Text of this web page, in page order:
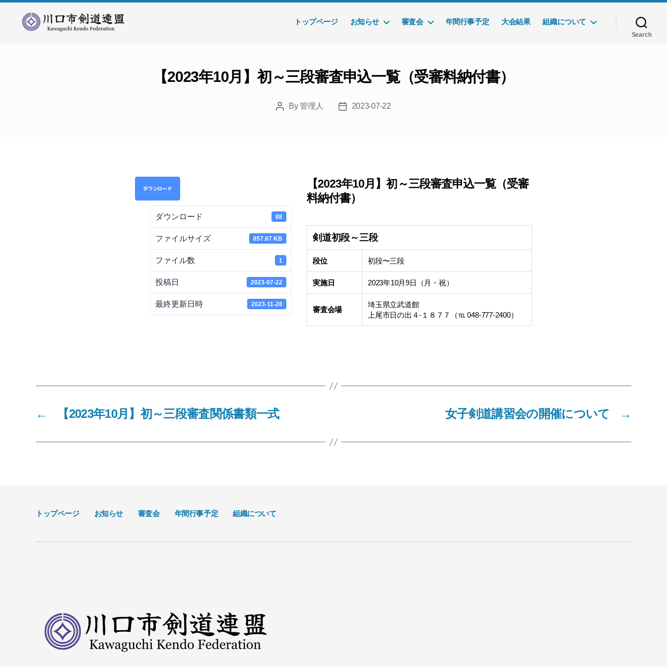
トップページ お知らせ 審査会 年間行事予定 大会結果 組織について
Search
【2023年10月】初～三段審査申込一覧（受審料納付書）
PostBy管理人
Post2023-07-22
ダウンロード
ダウンロード 88
ファイルサイズ 857.67 KB
ファイル数 1
投稿日 2023-07-22
最終更新日時 2023-11-28
【2023年10月】初～三段審査申込一覧（受審
料納付書）
剣道初段～三段
段位 初段〜三段
実施日 2023年10月9日（月・祝）
審査会場
埼玉県立武道館
上尾市日の出４-１８７７（℡ 048-777-2400）
← 【2023年10月】初～三段審査関係書類一式 →
女子剣道講習会の開催について
トップページ お知らせ 審査会 年間行事予定 組織について